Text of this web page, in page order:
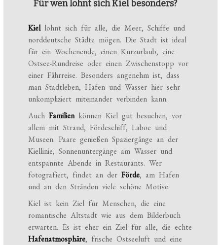
Für wen lohnt sich Kiel besonders?
Kiellohnt sich für alle, die Meer, Schiffe und
norddeutsche Städte mögen. Die Stadt ist ideal
für ein Wochenende, einen Kurzurlaub, eine
Ostsee-Rundreise oder einen Zwischenstopp vor
einer Fährreise. Besonders angenehm ist, dass
man Stadtleben, Hafen und Wasser hier sehr
unkompliziert miteinander verbinden kann.
AuchFamilienkönnen Kiel gut besuchen, vor
allem mit Strand, Fördeschiff, Laboe und
Museen. Paare genießen Spaziergänge an der
Kiellinie, Sonnenuntergänge am Wasser und
entspannte Abende in Restaurants. Wer
fotografiert, findet an derFörde, am Hafen
und an den Stränden viele schöne Motive.
Kiel ist kein Ziel für Menschen, die eine
romantische Altstadt wie aus dem Bilderbuch
erwarten. Es ist eher ein Ziel für alle, die echte
Hafenatmosphäre, frische Ostseeluft und eine